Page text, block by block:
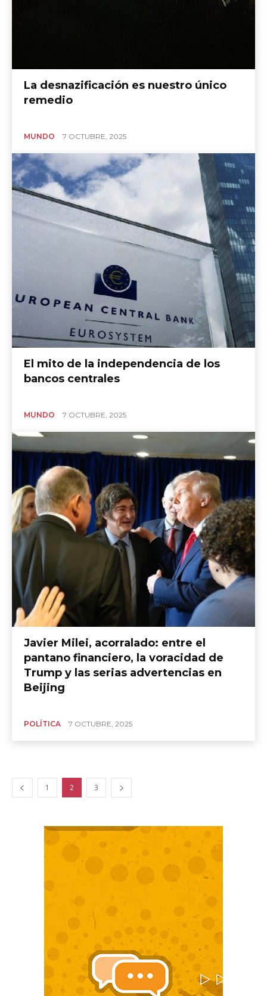
La desnazificación es nuestro único
remedio
MUNDO 7 OCTUBRE, 2025
El mito de la independencia de los
bancos centrales
MUNDO 7 OCTUBRE, 2025
Javier Milei, acorralado: entre el
pantano financiero, la voracidad de
Trump y las serias advertencias en
Beijing
POLÍTICA 7 OCTUBRE, 2025
1 2 3